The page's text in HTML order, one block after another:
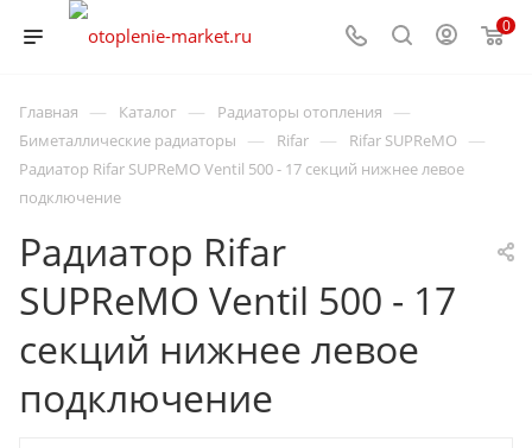
0
Главная — Каталог — Радиаторы отопления —
Биметаллические радиаторы — Rifar — Rifar SUPReMO —
Радиатор Rifar SUPReMO Ventil 500 - 17 секций нижнее левое
подключение
Радиатор Rifar
SUPReMO Ventil 500 - 17
секций нижнее левое
подключение